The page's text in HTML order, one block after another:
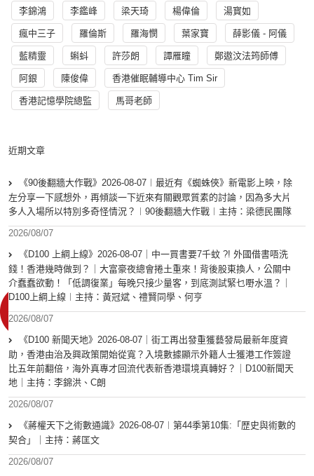
李錦鴻 李鑑峰 梁天琦 楊偉倫 湯寳如
瘋中三子 羅倫斯 羅海憫 葉家寶 薛影儀 - 阿儀
藍精靈 蝌蚪 許莎朗 譚雁瞳 鄭遨汶法筠師傅
阿銀 陳俊偉 香港催眠輔導中心 Tim Sir
香港記憶學院總監 馬哥老師
近期文章
《90後翻牆大作戰》2026-08-07︱最近有《蜘蛛俠》新電影上映，除
左分享一下感想外，再傾談一下近來有關觀眾質素的討論，因為多大片
多人入場所以特別多奇怪情況？︱90後翻牆大作戰︱主持：梁德民團隊
2026/08/07
《D100 上綱上線》2026-08-07｜中一買書要7千蚊 ?! 外國借書唔洗
錢！香港幾時做到？｜大富豪夜總會捲土重來！背後股東換人，公關中
介蠢蠢欲動！「低調復業」每晚只接少量客，到底測試緊乜嘢水溫？｜
D100上綱上線︱主持：黃冠斌、禮賢同學、何亨
2026/08/07
《D100 新聞天地》2026-08-07｜街工再出發重獲藝發局最新年度資
助，香港由治及興政策開始從寬？入境數據顯示外籍人士獲港工作簽證
比五年前翻倍，海外真專才回流代表新香港環境真轉好？｜D100新聞天
地｜主持：李錦洪、C朗
2026/08/07
《蔣權天下之術數通識》2026-08-07︱第44季第10集:「歴史與術數的
契合」｜主持：蔣匡文
2026/08/07